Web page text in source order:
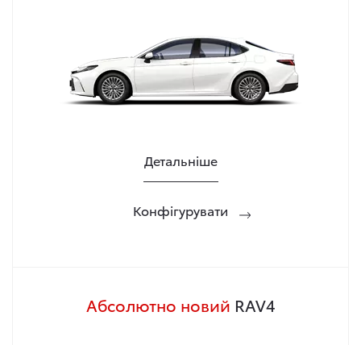
Детальніше
Конфігурувати
Абсолютно новий RAV4